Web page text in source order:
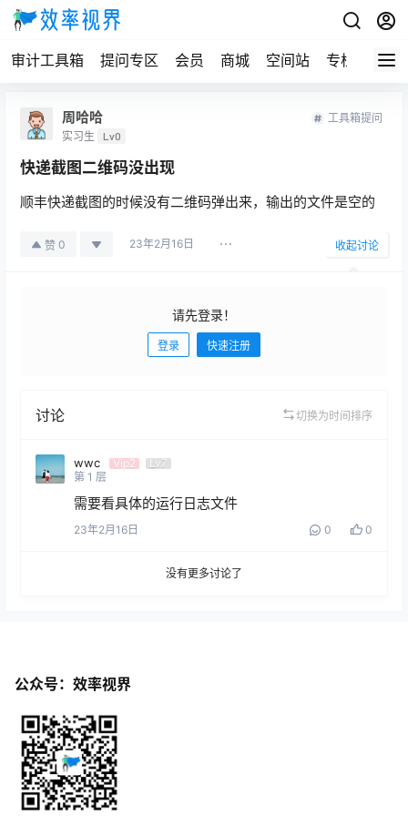
审计工具箱 提问专区 会员 商城 空间站 专栏
周哈哈
实习生 Lv0
工具箱提问
快递截图二维码没出现
顺丰快递截图的时候没有二维码弹出来，输出的文件是空的
赞 0 23年2月16日 收起讨论
请先登录！
登录 快速注册
讨论 切换为时间排序
wwc Vip2
Lv7
第 1 层
需要看具体的运行日志文件
23年2月16日 0 0
没有更多讨论了
公众号：效率视界